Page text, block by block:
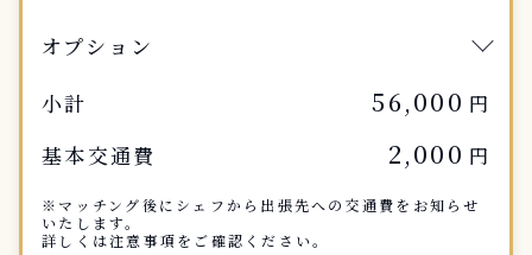
オプション
小計
56,000 円
基本交通費 2,000 円
※マッチング後にシェフから出張先への交通費をお知らせ
いたします。
詳しくは注意事項をご確認ください。